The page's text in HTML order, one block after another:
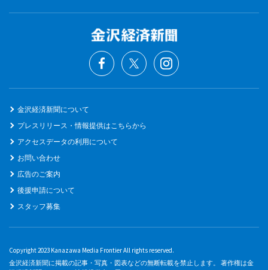
金沢経済新聞について
プレスリリース・情報提供はこちらから
アクセスデータの利用について
お問い合わせ
広告のご案内
後援申請について
スタッフ募集
Copyright 2023 Kanazawa Media Frontier All rights reserved.
金沢経済新聞に掲載の記事・写真・図表などの無断転載を禁止します。 著作権は金